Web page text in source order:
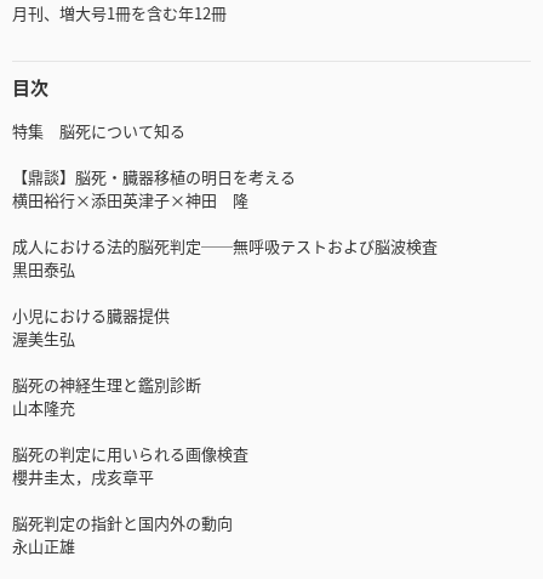
月刊、増大号1冊を含む年12冊
目次
特集 脳死について知る
【鼎談】脳死・臓器移植の明日を考える
横田裕行×添田英津子×神田 隆
成人における法的脳死判定──無呼吸テストおよび脳波検査
黒田泰弘
小児における臓器提供
渥美生弘
脳死の神経生理と鑑別診断
山本隆充
脳死の判定に用いられる画像検査
櫻井圭太，戌亥章平
脳死判定の指針と国内外の動向
永山正雄